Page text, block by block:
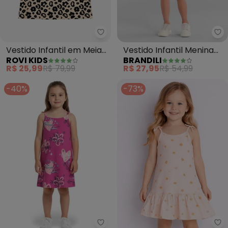
Rovi Kids - Vestido Infantil em
Vestido Infantil em Meia
Malha (Rosa)
ROVI KIDS
R$ 25,99R$ 79,99
Vestido Infantil Menina
Coqueiros (Rosa)
BRANDILI
R$ 27,95R$ 54,99
-40%
-73%